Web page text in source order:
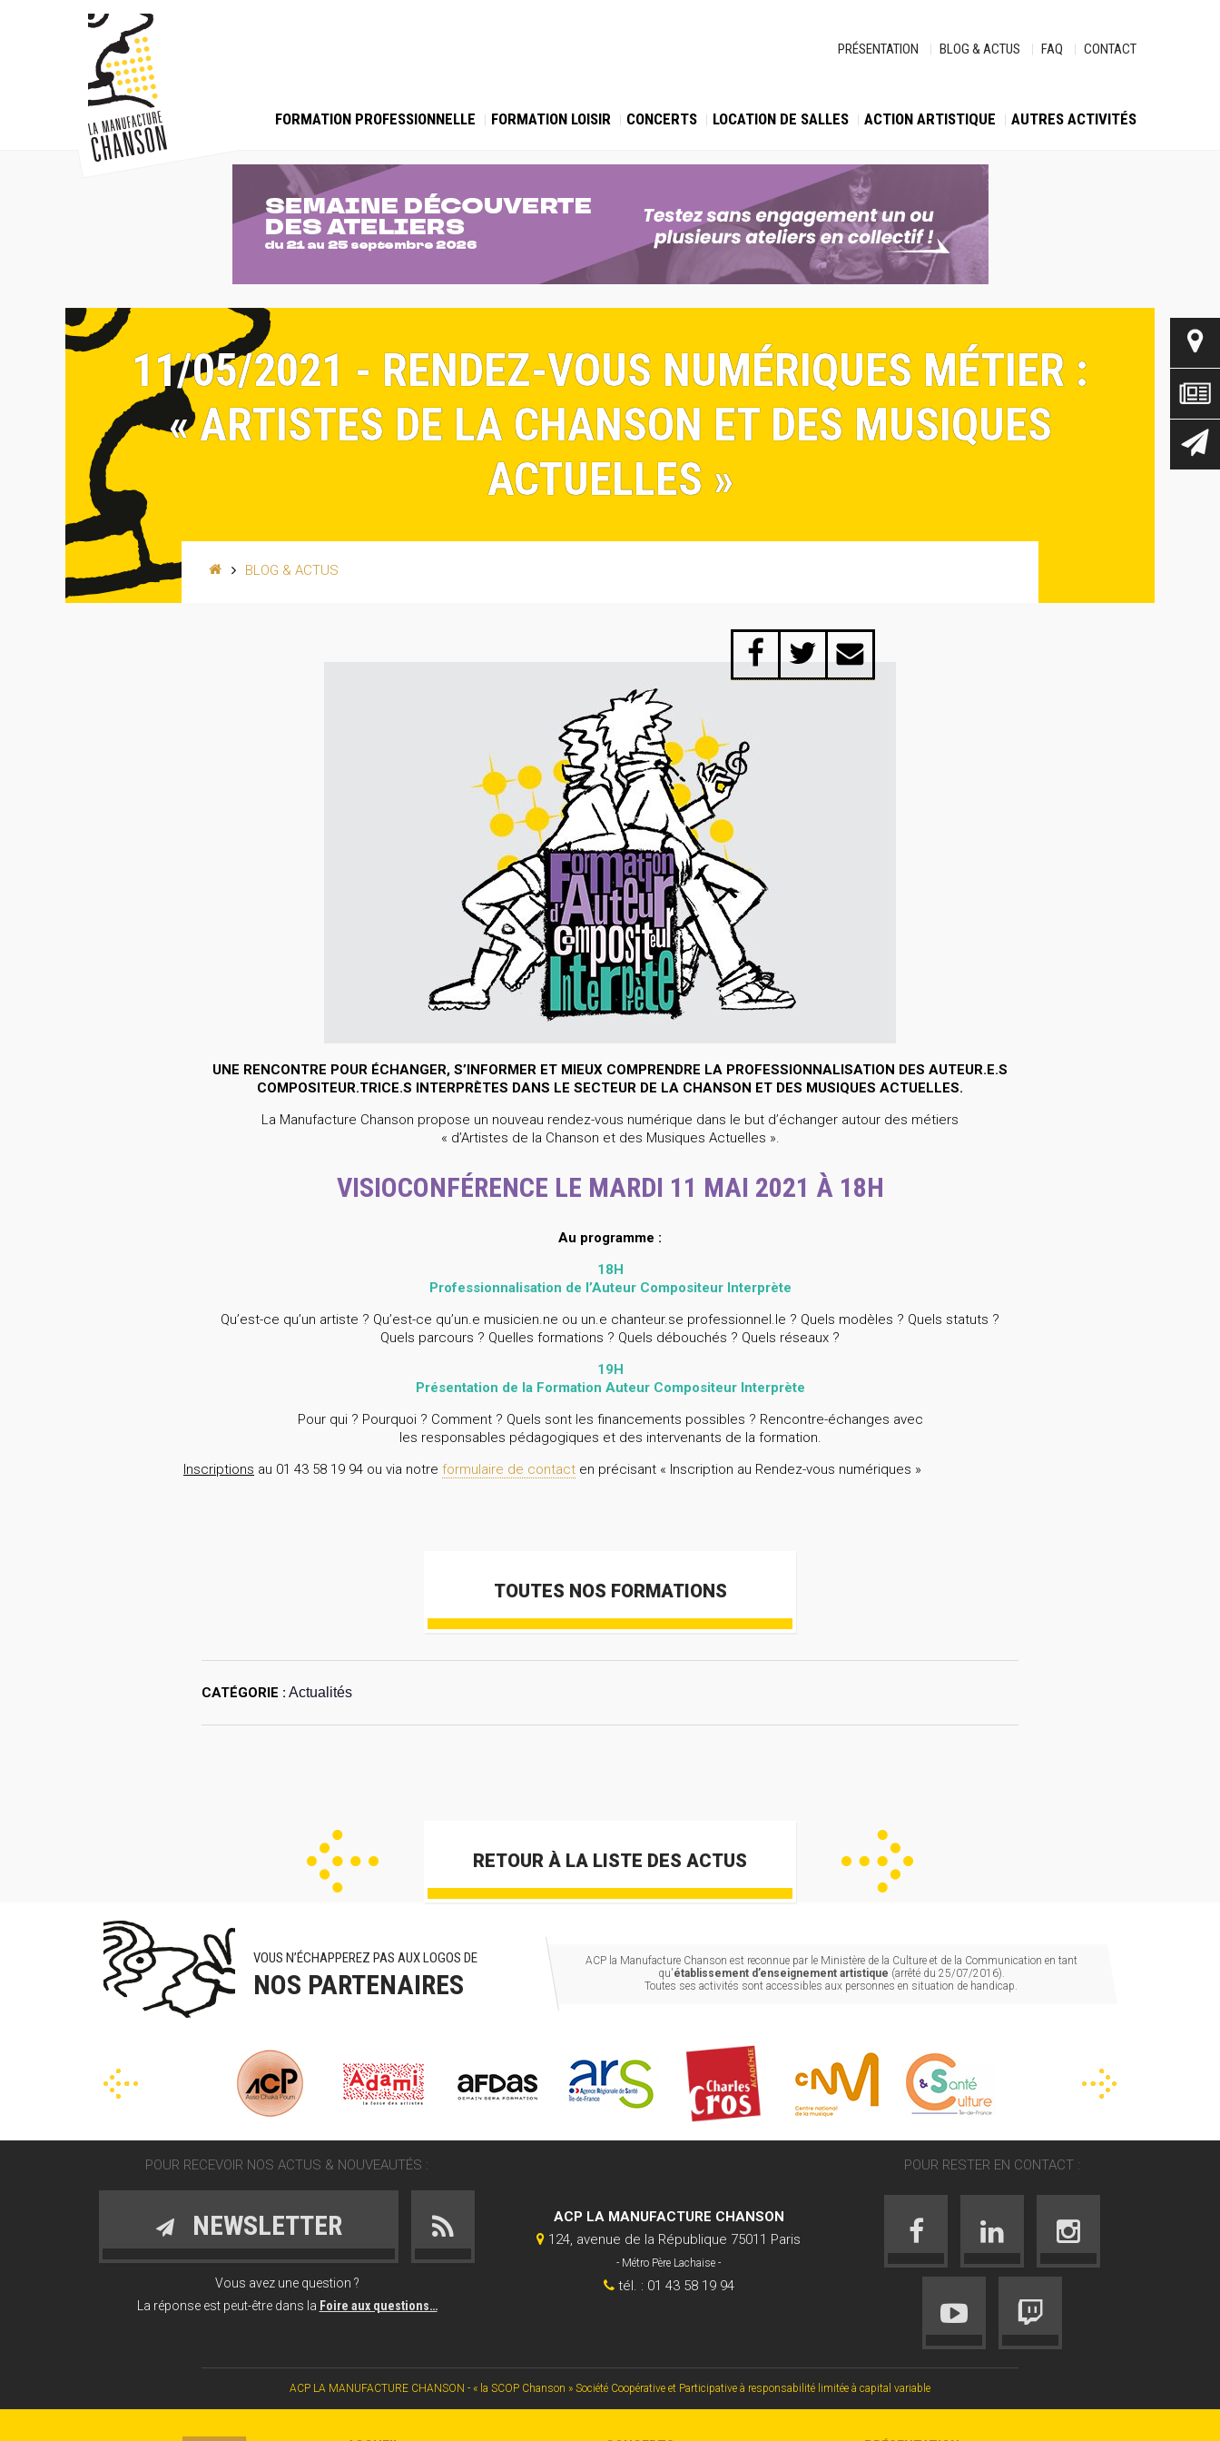
PRÉSENTATION BLOG & ACTUS FAQ CONTACT
FORMATION PROFESSIONNELLE FORMATION LOISIR CONCERTS LOCATION DE SALLES ACTION ARTISTIQUE AUTRES ACTIVITÉS
11/05/2021 - RENDEZ-VOUS NUMÉRIQUES MÉTIER :
« ARTISTES DE LA CHANSON ET DES MUSIQUES
ACTUELLES »
BLOG & ACTUS
UNE RENCONTRE POUR ÉCHANGER, S’INFORMER ET MIEUX COMPRENDRE LA PROFESSIONNALISATION DES AUTEUR.E.S
COMPOSITEUR.TRICE.S INTERPRÈTES DANS LE SECTEUR DE LA CHANSON ET DES MUSIQUES ACTUELLES.
La Manufacture Chanson propose un nouveau rendez-vous numérique dans le but d’échanger autour des métiers
« d’Artistes de la Chanson et des Musiques Actuelles ».
VISIOCONFÉRENCE LE MARDI 11 MAI 2021 À 18H
Au programme :
18H
Professionnalisation de l’Auteur Compositeur Interprète
Qu’est-ce qu’un artiste ? Qu’est-ce qu’un.e musicien.ne ou un.e chanteur.se professionnel.le ? Quels modèles ? Quels statuts ?
Quels parcours ? Quelles formations ? Quels débouchés ? Quels réseaux ?
19H
Présentation de la Formation Auteur Compositeur Interprète
Pour qui ? Pourquoi ? Comment ? Quels sont les financements possibles ? Rencontre-échanges avec
les responsables pédagogiques et des intervenants de la formation.
Inscriptions au 01 43 58 19 94 ou via notre formulaire de contact en précisant « Inscription au Rendez-vous numériques »
TOUTES NOS FORMATIONS
CATÉGORIE : Actualités
RETOUR À LA LISTE DES ACTUS
VOUS N’ÉCHAPPEREZ PAS AUX LOGOS DE
NOS PARTENAIRES
ACP la Manufacture Chanson est reconnue par le Ministère de la Culture et de la Communication en tant
qu'établissement d’enseignement artistique (arrêté du 25/07/2016).
Toutes ses activités sont accessibles aux personnes en situation de handicap.
POUR RECEVOIR NOS ACTUS & NOUVEAUTÉS :
NEWSLETTER
Vous avez une question ?
La réponse est peut-être dans la Foire aux questions…
ACP LA MANUFACTURE CHANSON
124, avenue de la République 75011 Paris
- Métro Père Lachaise -
tél. : 01 43 58 19 94
POUR RESTER EN CONTACT :
ACP LA MANUFACTURE CHANSON - « la SCOP Chanson » Société Coopérative et Participative à responsabilité limitée à capital variable